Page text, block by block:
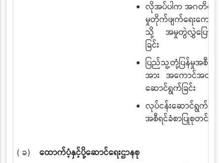
လိုအပ်ပါက အဂတိလိုက်
မှုတိုက်ဖျက်ရေးကော်မ
သို့ အမှုတွဲလွှဲပြောင်း
ခြင်း
ပြည်သူ့တုံ့ပြန်မှုအစီအ
အား အကောင်အထည်
ဆောင်ရွက်ခြင်း
လုပ်ငန်းဆောင်ရွက်မှု
အစီရင်ခံစာပြုစုတင်ပြခ
( ခ)
ထောက်ပံ့နှင့်ပို့ဆောင်ရေးဌာနစု